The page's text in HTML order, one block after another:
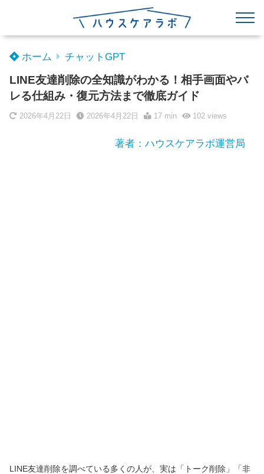
ホーム チャットGPT
LINE友達削除の全知識がわかる！相手画面やバ
レる仕組み・復元方法まで徹底ガイド
2026年4月22日 2026年4月22日 17 min 102views
著者：ハウスケアラボ運営局
LINE友達削除を調べている多くの人が、実は「トーク削除」「非